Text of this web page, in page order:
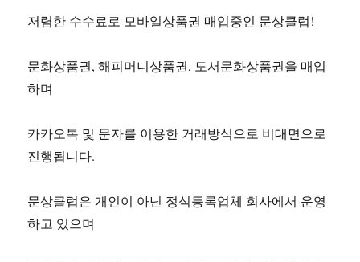
저렴한 수수료로 모바일상품권 매입중인 문상클럽!
문화상품권, 해피머니상품권, 도서문화상품권을 매입
하며
카카오톡 및 문자를 이용한 거래방식으로 비대면으로
진행됩니다.
문상클럽은 개인이 아닌 정식등록업체 회사에서 운영
하고 있으며